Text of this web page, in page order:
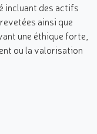
incluant des actifs
ainsi que
une éthique forte,
ou la valorisation